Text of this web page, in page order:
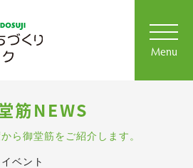
Menu
筋NEWS
ら御堂筋をご紹介します。
イベント